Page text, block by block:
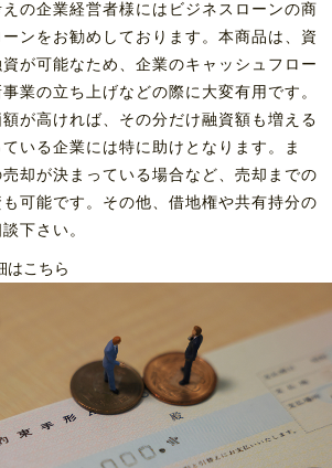
の企業経営者様にはビジネスローンの商
ンをお勧めしております。本商品は、資
が可能なため、企業のキャッシュフロー
業の立ち上げなどの際に大変有用です。
が高ければ、その分だけ融資額も増える
いる企業には特に助けとなります。ま
却が決まっている場合など、売却までの
可能です。その他、借地権や共有持分の
下さい。
はこちら